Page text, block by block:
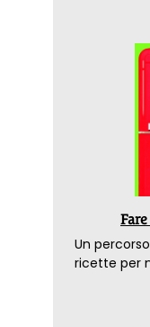
Un
ricette per